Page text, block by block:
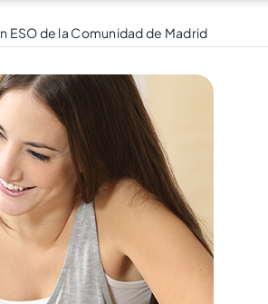
de la Comunidad de Madrid